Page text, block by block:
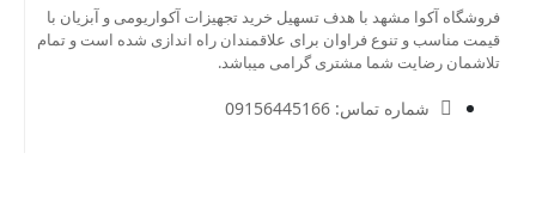
فروشگاه آکوا مشهد با هدف تسهیل خرید تجهیزات آکواریومی و آبزیان با
قیمت مناسب و تنوع فراوان برای علاقمندان راه اندازی شده است و تمام
تلاشمان رضایت شما مشتری گرامی میباشد.
شماره تماس: 09156445166